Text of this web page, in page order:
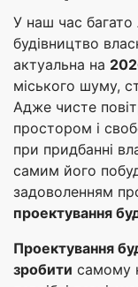
У наш час
будівництво
актуальна на
міського шуму,
Адже чисте
простором і
при придбанні
самим його
задоволенням
проектування
Проектування
зробити самому